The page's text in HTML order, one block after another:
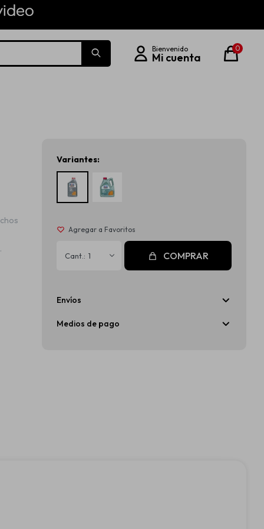
0
Variantes:
1 COMPRAR
Envíos
Medios de pago